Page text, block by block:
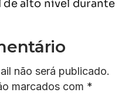
de alto nível durante
não será publicado.
marcados com *